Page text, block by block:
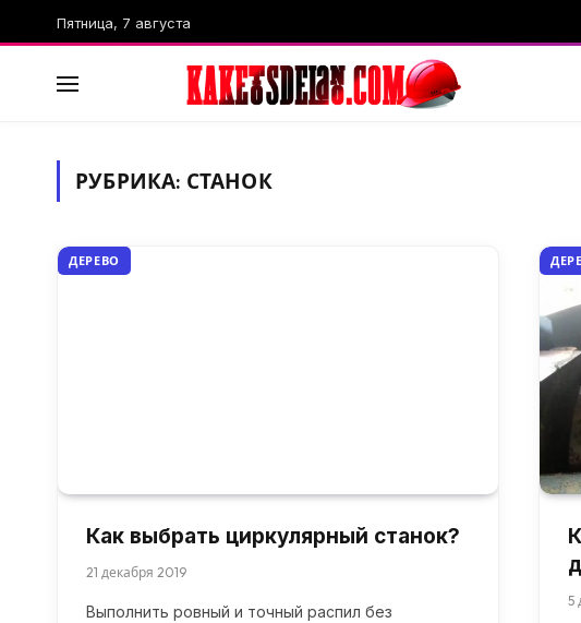
Пятница, 7 августа
РУБРИКА: СТАНОК
ДЕРЕВО
Как выбрать циркулярный станок?
21 декабря 2019
Выполнить ровный и точный распил без
5